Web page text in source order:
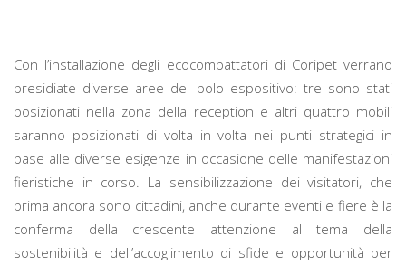
Con l’installazione degli ecocompattatori di Coripet verrano
presidiate diverse aree del polo espositivo: tre sono stati
posizionati nella zona della reception e altri quattro mobili
saranno posizionati di volta in volta nei punti strategici in
base alle diverse esigenze in occasione delle manifestazioni
fieristiche in corso. La sensibilizzazione dei visitatori, che
prima ancora sono cittadini, anche durante eventi e fiere è la
conferma della crescente attenzione al tema della
sostenibilità e dell’accoglimento di sfide e opportunità per